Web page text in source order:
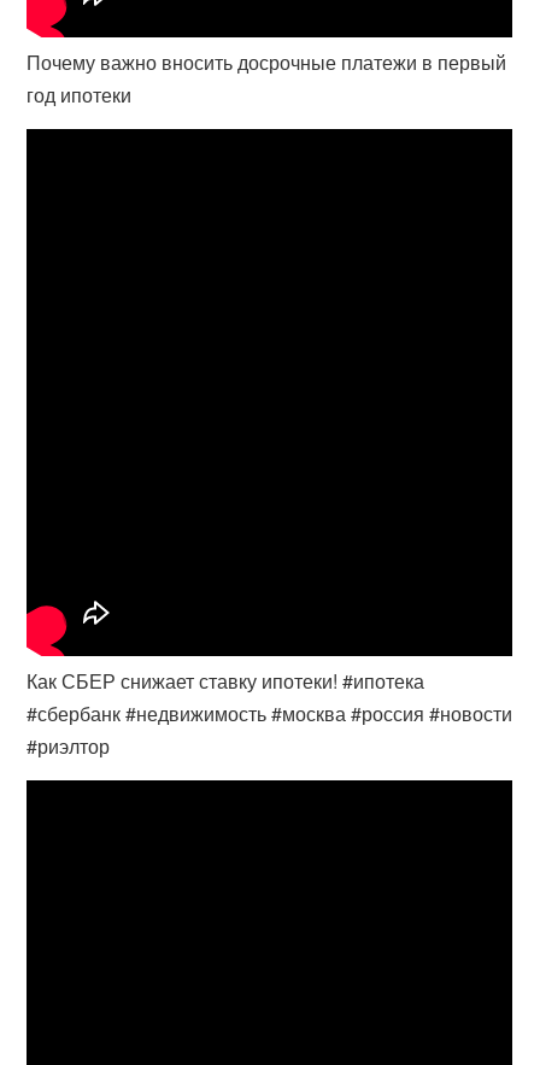
Почему важно вносить досрочные платежи в первый
год ипотеки
Как СБЕР снижает ставку ипотеки! #ипотека
#сбербанк #недвижимость #москва #россия #новости
#риэлтор